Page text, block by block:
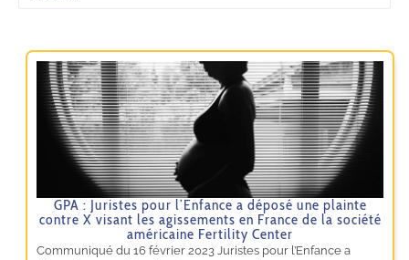
GPA : Juristes pour l’Enfance a déposé une plainte
contre X visant les agissements en France de la société
américaine Fertility Center
Communiqué du 16 février 2023 Juristes pour l’Enfance a